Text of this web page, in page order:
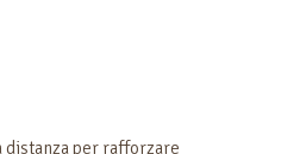
distanza per rafforzare